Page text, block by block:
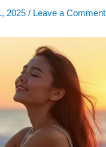
2025/ Leave a Comment